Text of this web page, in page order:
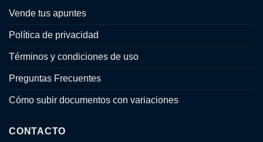
Vende tus apuntes
Política de privacidad
Términos y condiciones de uso
Preguntas Frecuentes
Cómo subir documentos con variaciones
CONTACTO